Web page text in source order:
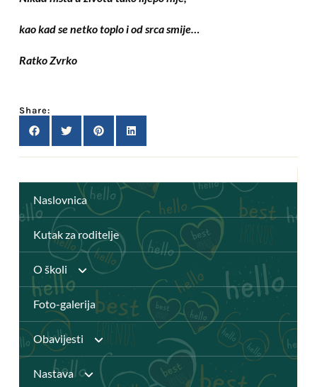
Naslovnica
Kutak za roditelje
O školi
Anž Frankopan
Knjižnica
Foto-galerija
Obavijesti
Javni pozivi
Nastava
kao kad se netko toplo i od srca smije…
Ratko Zvrko
Share: